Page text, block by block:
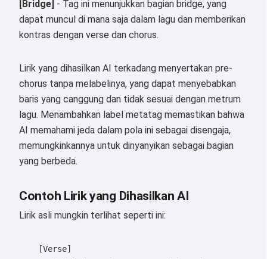
[Bridge] - Tag ini menunjukkan bagian bridge, yang
dapat muncul di mana saja dalam lagu dan memberikan
kontras dengan verse dan chorus.
Lirik yang dihasilkan AI terkadang menyertakan pre-
chorus tanpa melabelinya, yang dapat menyebabkan
baris yang canggung dan tidak sesuai dengan metrum
lagu. Menambahkan label metatag memastikan bahwa
AI memahami jeda dalam pola ini sebagai disengaja,
memungkinkannya untuk dinyanyikan sebagai bagian
yang berbeda.
Contoh Lirik yang Dihasilkan AI
Lirik asli mungkin terlihat seperti ini:
    [Verse]